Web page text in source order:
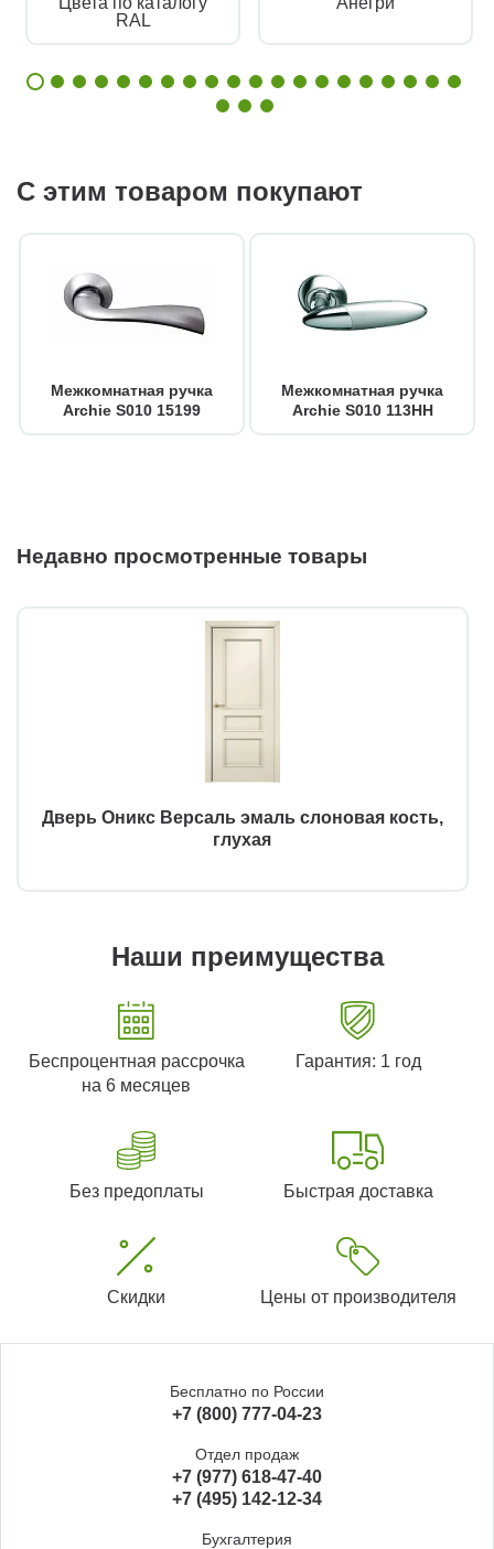
RAL
С этим товаром покупают
Межкомнатная ручка
Archie S010 15199
Межкомнатная ручка
Archie S010 113HH
Недавно просмотренные товары
Дверь Оникс Версаль эмаль слоновая кость,
глухая
Наши преимущества
Беспроцентная рассрочка
на 6 месяцев
Гарантия: 1 год
Без предоплаты Быстрая доставка
Скидки Цены от производителя
Бесплатно по России
+7 (800) 777-04-23
Отдел продаж
+7 (977) 618-47-40
+7 (495) 142-12-34
Бухгалтерия